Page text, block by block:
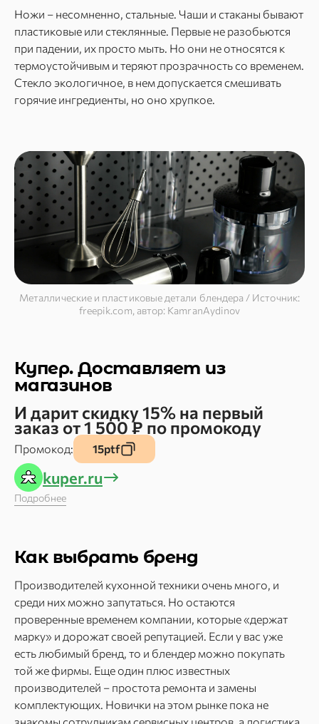
Ножи – несомненно, стальные. Чаши и стаканы бывают
пластиковые или стеклянные. Первые не разобьются
при падении, их просто мыть. Но они не относятся к
термоустойчивым и теряют прозрачность со временем.
Стекло экологичное, в нем допускается смешивать
горячие ингредиенты, но оно хрупкое.
Металлические и пластиковые детали блендера / Источник:
freepik.com, автор: KamranAydinov
Купер. Доставляет из
магазинов
И дарит скидку 15% на первый
заказ от 1 500 ₽ по промокоду
Промокод: 15ptf
kuper.ru
Подробнее
Как выбрать бренд
Производителей кухонной техники очень много, и
среди них можно запутаться. Но остаются
проверенные временем компании, которые «держат
марку» и дорожат своей репутацией. Если у вас уже
есть любимый бренд, то и блендер можно покупать
той же фирмы. Еще один плюс известных
производителей – простота ремонта и замены
комплектующих. Новички на этом рынке пока не